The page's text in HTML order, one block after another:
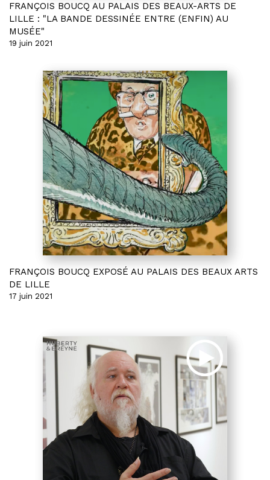
FRANÇOIS BOUCQ AU PALAIS DES BEAUX-ARTS DE
LILLE : "LA BANDE DESSINÉE ENTRE (ENFIN) AU
MUSÉE"
19 juin 2021
FRANÇOIS BOUCQ EXPOSÉ AU PALAIS DES BEAUX ARTS
DE LILLE
17 juin 2021